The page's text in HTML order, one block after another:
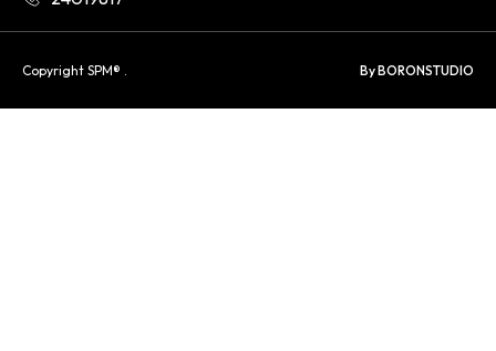
Copyright SPM® . By BORONSTUDIO